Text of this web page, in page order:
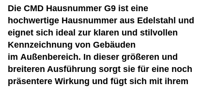
Die CMD Hausnummer G9 ist eine
hochwertige Hausnummer aus Edelstahl und
eignet sich ideal zur klaren und stilvollen
Kennzeichnung von Gebäuden
im Außenbereich. In dieser größeren und
breiteren Ausführung sorgt sie für eine noch
präsentere Wirkung und fügt sich mit ihrem